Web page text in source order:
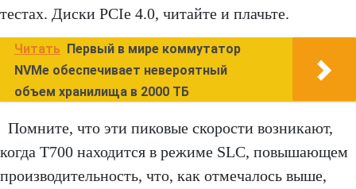
тестах. Диски PCIe 4.0, читайте и плачьте.
Читать
Первый в мире коммутатор
NVMe обеспечивает невероятный
объем хранилища в 2000 ТБ
Помните, что эти пиковые скорости возникают,
когда T700 находится в режиме SLC, повышающем
производительность, что, как отмечалось выше,